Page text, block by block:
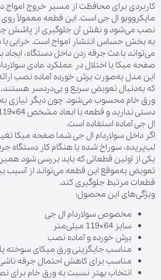
کاربردی برای محافظت از مسیر خروج امواج
مایکروویو ال جی است. این قطعه معمولاً
نصب می‌شود و نقش آن جلوگیری از پاشش
به بخش حساس انتشار امواج است. خرابی
می‌تواند باعث جرقه زدن داخل دستگاه،
صفحه میکا یا اختلال در عملکرد عادی
این مدل به‌صورت برش خورده آماده نصب
که به‌دنبال تعویض سریع و بی‌دردسر
ورق خام محسوب می‌شود. چون دیگر نیازی به
ال جی آماده استفاده است.
اگر داخل سولاردام ال جی شما صفحه میکا
لب‌پریده، سوراخ شده یا هنگام کار دستگاه
یکی از اولین قطعاتی که باید بررسی شود
تعویض به‌موقع این قطعه می‌تواند از آسیب
قطعات مرتبط جلوگیری کند.
ویژگی‌های این محصول:
مخصوص سولاردام ال جی
سایز 64×119 میلی‌متر
برش خورده و آماده نصب
مناسب جایگزینی ورق میکای سوخته
مناسب برای کاهش احتمال جرقه
انتخاب بهتر نسبت به ورق خام برای